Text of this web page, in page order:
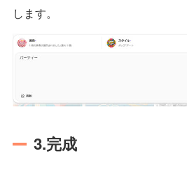
します。
3.完成